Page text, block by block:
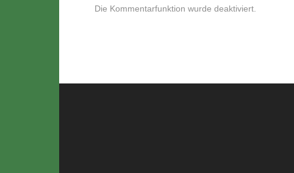
Die Kommentarfunktion wurde deaktiviert.